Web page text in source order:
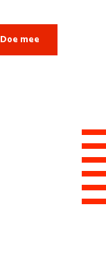
Doe mee